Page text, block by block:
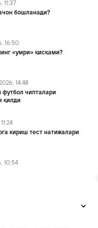
11:37
бошланади?
16:50
«умри» қисқами?
14:48
футбол чипталари
қилди
кириш тест натижалари
10:54